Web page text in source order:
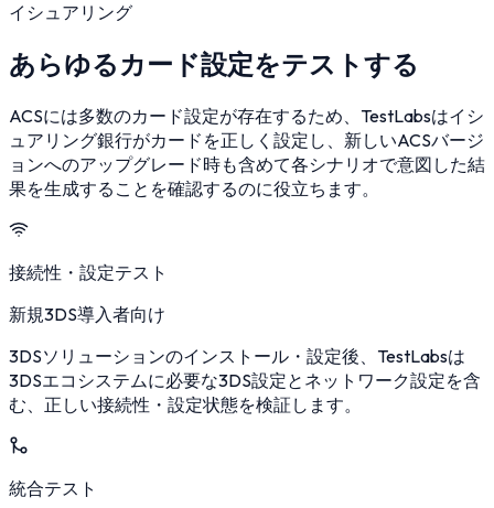
イシュアリング
あらゆるカード設定をテストする
ACSには多数のカード設定が存在するため、TestLabsはイシ
ュアリング銀行がカードを正しく設定し、新しいACSバージ
ョンへのアップグレード時も含めて各シナリオで意図した結
果を生成することを確認するのに役立ちます。
接続性・設定テスト
新規3DS導入者向け
3DSソリューションのインストール・設定後、TestLabsは
3DSエコシステムに必要な3DS設定とネットワーク設定を含
む、正しい接続性・設定状態を検証します。
統合テスト